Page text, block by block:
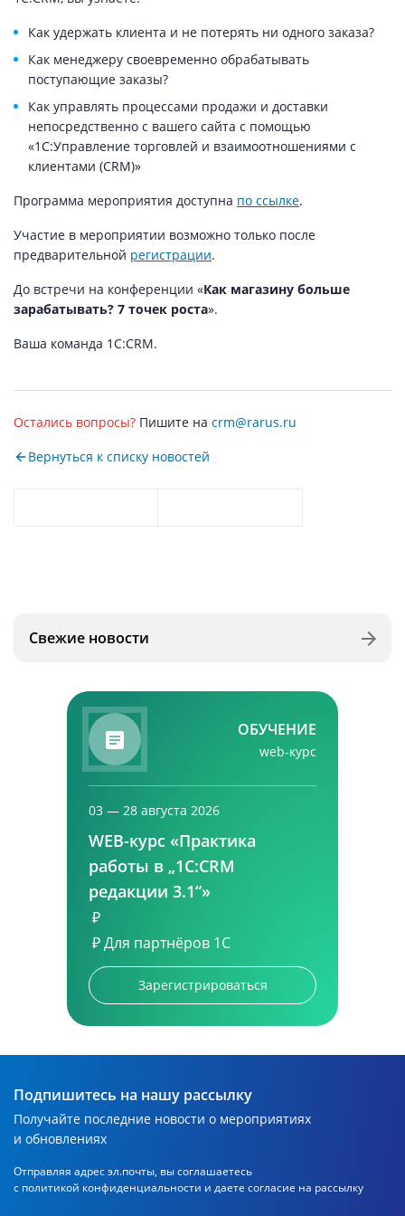
Как удержать клиента и не потерять ни одного заказа?
Как менеджеру своевременно обрабатывать
поступающие заказы?
Как управлять процессами продажи и доставки
непосредственно с вашего сайта с помощью
«1С:Управление торговлей и взаимоотношениями с
клиентами (CRM)»
Программа мероприятия доступна по ссылке.
Участие в мероприятии возможно только после
предварительной регистрации.
До встречи на конференции «Как магазину больше
зарабатывать? 7 точек роста».
Ваша команда 1С:CRM.
Остались вопросы? Пишите на crm@rarus.ru
Вернуться к списку новостей
Свежие новости
ОБУЧЕНИЕ
web-курс
03 — 28 августа 2026
WEB-курс «Практика
работы в „1С:CRM
редакции 3.1“»
₽
₽Для партнёров 1С
Зарегистрироваться
Подпишитесь на нашу рассылку
Получайте последние новости о мероприятиях
и обновлениях
Отправляя адрес эл.почты, вы соглашаетесь
с политикой конфиденциальности и даете согласие на рассылку